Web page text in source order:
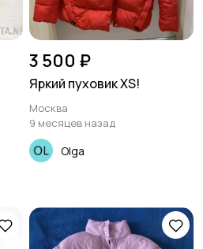
3 500 ₽
Яркий пуховик XS!
Москва
9 месяцев назад
Olga